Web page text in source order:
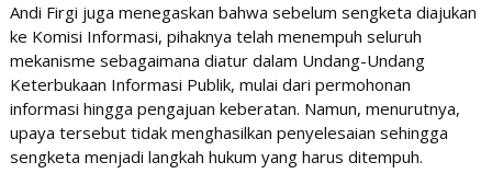
Andi Firgi juga menegaskan bahwa sebelum sengketa diajukan
ke Komisi Informasi, pihaknya telah menempuh seluruh
mekanisme sebagaimana diatur dalam Undang-Undang
Keterbukaan Informasi Publik, mulai dari permohonan
informasi hingga pengajuan keberatan. Namun, menurutnya,
upaya tersebut tidak menghasilkan penyelesaian sehingga
sengketa menjadi langkah hukum yang harus ditempuh.